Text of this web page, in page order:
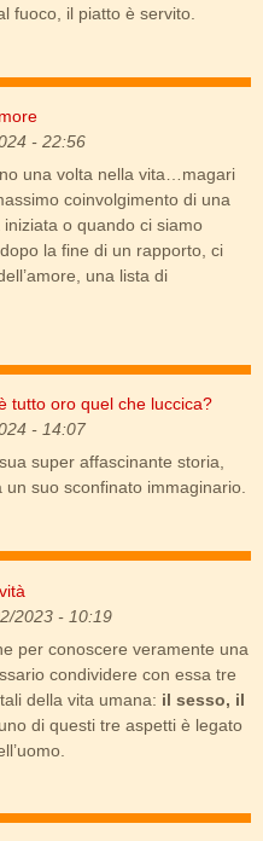
fuoco, il piatto è servito.
and-the-7-types-of-
- 22:56
una volta nella vita…magari
coinvolgimento di una
o quando ci siamo
la fine di un rapporto, ci
una lista di
tutto oro quel che luccica?
- 14:07
super affascinante storia,
un suo sconfinato immaginario.
2023 - 10:19
per conoscere veramente una
condividere con essa tre
della vita umana: il sesso, il
di questi tre aspetti è legato